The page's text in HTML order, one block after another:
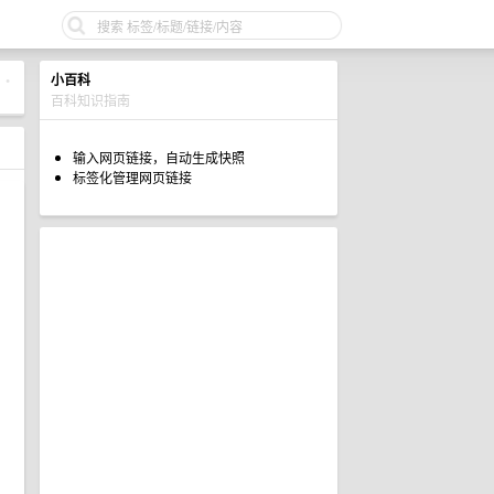
小百科
百科知识指南
输入网页链接，自动生成快照
标签化管理网页链接
•